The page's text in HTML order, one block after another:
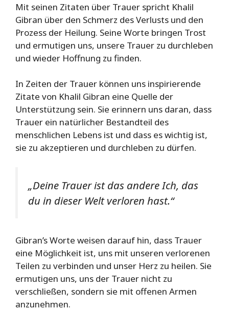
Mit seinen Zitaten über Trauer spricht Khalil
Gibran über den Schmerz des Verlusts und den
Prozess der Heilung. Seine Worte bringen Trost
und ermutigen uns, unsere Trauer zu durchleben
und wieder Hoffnung zu finden.
In Zeiten der Trauer können uns inspirierende
Zitate von Khalil Gibran eine Quelle der
Unterstützung sein. Sie erinnern uns daran, dass
Trauer ein natürlicher Bestandteil des
menschlichen Lebens ist und dass es wichtig ist,
sie zu akzeptieren und durchleben zu dürfen.
„Deine Trauer ist das andere Ich, das
du in dieser Welt verloren hast.“
Gibran’s Worte weisen darauf hin, dass Trauer
eine Möglichkeit ist, uns mit unseren verlorenen
Teilen zu verbinden und unser Herz zu heilen. Sie
ermutigen uns, uns der Trauer nicht zu
verschließen, sondern sie mit offenen Armen
anzunehmen.